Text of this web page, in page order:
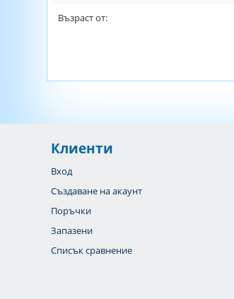
Възраст от:
Клиенти
Вход
Създаване на акаунт
Поръчки
Запазени
Списък сравнение